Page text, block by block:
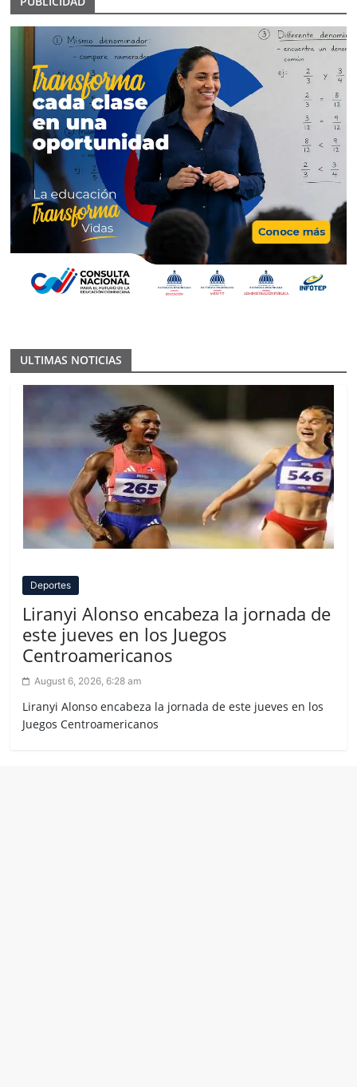
ULTIMAS NOTICIAS
Deportes
Liranyi Alonso encabeza la jornada de
este jueves en los Juegos
Centroamericanos
August 6, 2026, 6:28 am
Liranyi Alonso encabeza la jornada de este jueves en los
Juegos Centroamericanos